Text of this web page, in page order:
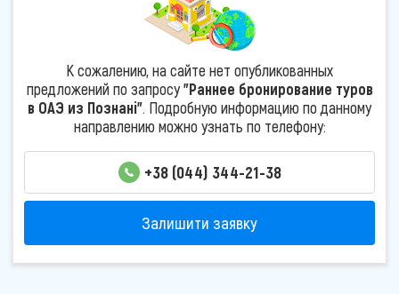
К сожалению, на сайте нет опубликованных
предложений по запросу"Раннее бронирование туров
в ОАЭ из Познані". Подробную информацию по данному
направлению можно узнать по телефону:
+38 (044) 344-21-38
Залишити заявку